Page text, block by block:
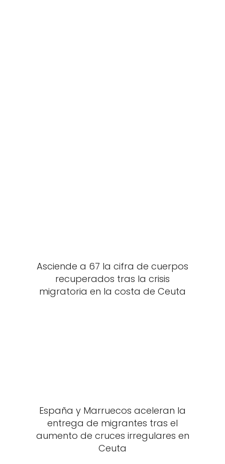
Asciende a 67 la cifra de cuerpos
recuperados tras la crisis
migratoria en la costa de Ceuta
España y Marruecos aceleran la
entrega de migrantes tras el
aumento de cruces irregulares en
Ceuta